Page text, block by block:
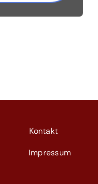
Kontakt
Impressum